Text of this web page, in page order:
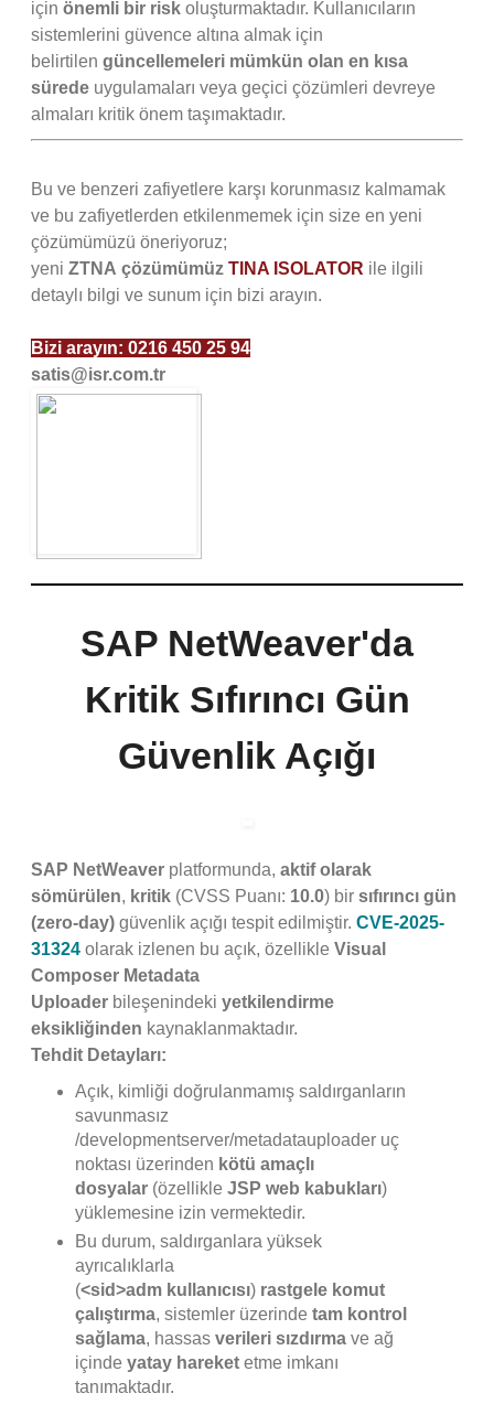
için önemli bir risk oluşturmaktadır. Kullanıcıların
sistemlerini güvence altına almak için
belirtilen güncellemeleri mümkün olan en kısa
sürede uygulamaları veya geçici çözümleri devreye
almaları kritik önem taşımaktadır.
Bu ve benzeri zafiyetlere karşı korunmasız kalmamak
ve bu zafiyetlerden etkilenmemek için size en yeni
çözümümüzü öneriyoruz;
yeni ZTNA çözümümüz TINA ISOLATOR ile ilgili
detaylı bilgi ve sunum için bizi arayın.
Bizi arayın: 0216 450 25 94
satis@isr.com.tr
SAP NetWeaver'da
Kritik Sıfırıncı Gün
Güvenlik Açığı
SAP NetWeaver platformunda, aktif olarak
sömürülen, kritik (CVSS Puanı: 10.0) bir sıfırıncı gün
(zero-day) güvenlik açığı tespit edilmiştir. CVE-2025-
31324 olarak izlenen bu açık, özellikle Visual
Composer Metadata
Uploader bileşenindeki yetkilendirme
eksikliğinden kaynaklanmaktadır.
Tehdit Detayları:
Açık, kimliği doğrulanmamış saldırganların
savunmasız
/developmentserver/metadatauploader uç
noktası üzerinden kötü amaçlı
dosyalar (özellikle JSP web kabukları)
yüklemesine izin vermektedir.
Bu durum, saldırganlara yüksek
ayrıcalıklarla
(<sid>adm kullanıcısı) rastgele komut
çalıştırma, sistemler üzerinde tam kontrol
sağlama, hassas verileri sızdırma ve ağ
içinde yatay hareket etme imkanı
tanımaktadır.